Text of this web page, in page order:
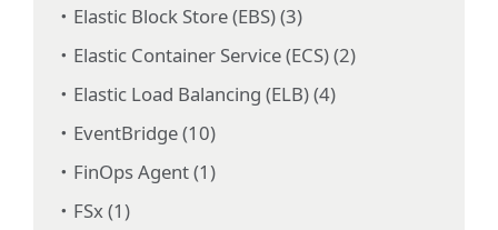
Elastic Block Store (EBS) (3)
Elastic Container Service (ECS) (2)
Elastic Load Balancing (ELB) (4)
EventBridge (10)
FinOps Agent (1)
FSx (1)